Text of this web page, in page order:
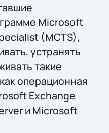
Microsoft
(MCTS),
устранять
такие
операционная
Exchange
и Microsoft